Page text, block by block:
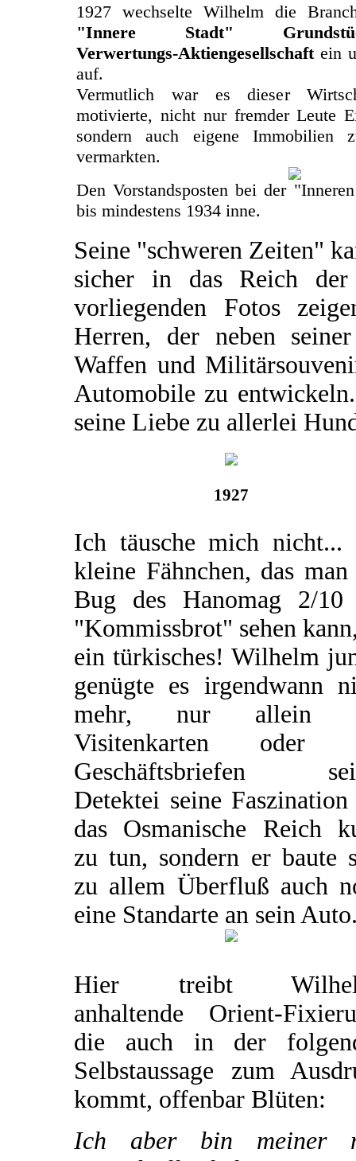
1927 wechselte Wilhelm die
"Innere Stadt"
Verwertungs-Aktiengesellschaftein
auf.
Vermutlich war es dieser
motivierte, nicht nur fremder Leute
sondern auch eigene Immobilien
vermarkten.
Den Vorstandsposten bei der
bis mindestens 1934 inne.
Seine "schweren Zeiten"
sicher in das Reich der
vorliegenden Fotos
Herren, der neben
Waffen und
Automobile zu
seine Liebe zu allerlei
1927
Ich täusche mich nicht...
kleine Fähnchen, das man
Bug des Hanomag 2/10
"Kommissbrot" sehen
ein türkisches! Wilhelm
genügte es irgendwann
mehr, nur allein
Visitenkarten oder
Geschäftsbriefen
Detektei seine
das Osmanische Reich
zu tun, sondern er baute
zu allem Überfluß auch
eine Standarte an sein
Hier treibt
anhaltende Orient-
die auch in der
Selbstaussage zum
kommt, offenbar Blüten:
Ich aber bin meiner